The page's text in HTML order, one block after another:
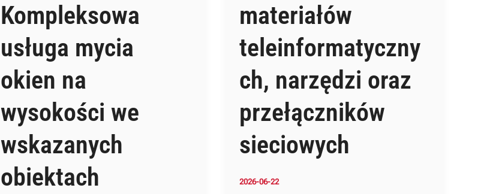
Kompleksowa
usługa mycia
okien na
wysokości we
wskazanych
obiektach
materiałów
teleinformatyczny
ch, narzędzi oraz
przełączników
sieciowych
2026-06-22